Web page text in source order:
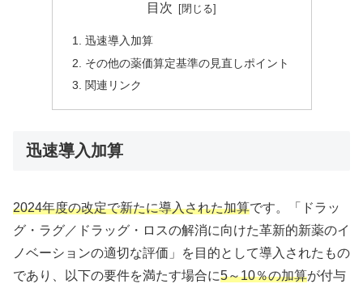
目次
迅速導入加算
その他の薬価算定基準の見直しポイント
関連リンク
迅速導入加算
2024年度の改定で新たに導入された加算です。「ドラッ
グ・ラグ／ドラッグ・ロスの解消に向けた革新的新薬のイ
ノベーションの適切な評価」を目的として導入されたもの
であり、以下の要件を満たす場合に5～10％の加算が付与